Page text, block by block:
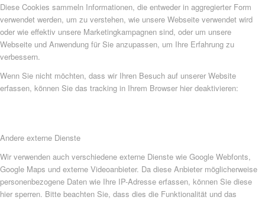
Diese Cookies sammeln Informationen, die entweder in aggregierter Form
verwendet werden, um zu verstehen, wie unsere Webseite verwendet wird
oder wie effektiv unsere Marketingkampagnen sind, oder um unsere
Webseite und Anwendung für Sie anzupassen, um Ihre Erfahrung zu
verbessern.
Wenn Sie nicht möchten, dass wir Ihren Besuch auf unserer Website
erfassen, können Sie das tracking in Ihrem Browser hier deaktivieren:
Andere externe Dienste
Wir verwenden auch verschiedene externe Dienste wie Google Webfonts,
Google Maps und externe Videoanbieter. Da diese Anbieter möglicherweise
personenbezogene Daten wie Ihre IP-Adresse erfassen, können Sie diese
hier sperren. Bitte beachten Sie, dass dies die Funktionalität und das